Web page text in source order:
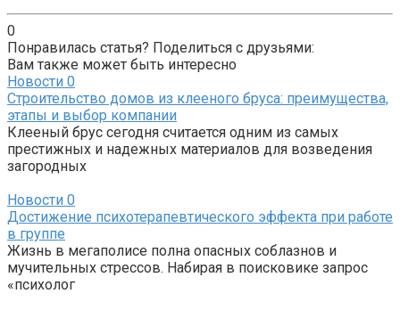
0
Понравилась статья? Поделиться с друзьями:
Вам также может быть интересно
Новости 0
Строительство домов из клееного бруса: преимущества,
этапы и выбор компании
Клееный брус сегодня считается одним из самых
престижных и надежных материалов для возведения
загородных
Новости 0
Достижение психотерапевтического эффекта при работе
в группе
Жизнь в мегаполисе полна опасных соблазнов и
мучительных стрессов. Набирая в поисковике запрос
«психолог